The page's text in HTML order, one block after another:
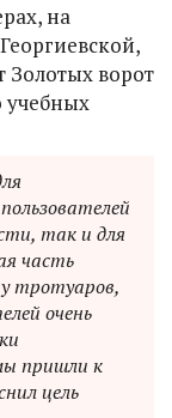
на
Золотых ворот
учебных
так и для
часть
тротуаров,
очень
пришли к
цель